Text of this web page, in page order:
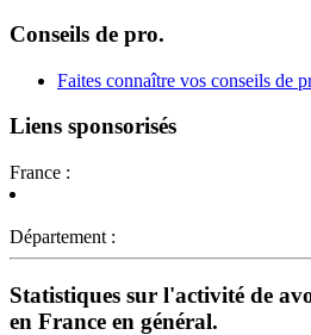
Conseils de pro.
Faites connaître vos conseils de
Liens sponsorisés
France :
Département :
Statistiques sur l'activité de
en France en général.